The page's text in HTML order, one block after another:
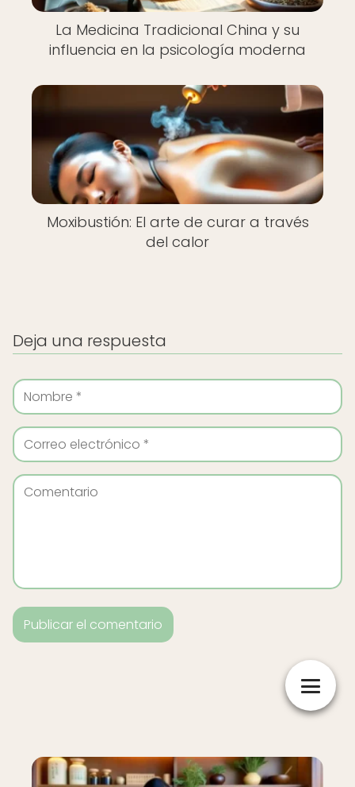
La Medicina Tradicional China y su
influencia en la psicología moderna
Moxibustión: El arte de curar a través
del calor
Deja una respuesta